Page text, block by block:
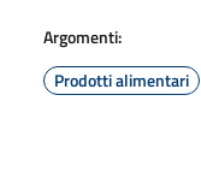
Argomenti:
Prodotti alimentari